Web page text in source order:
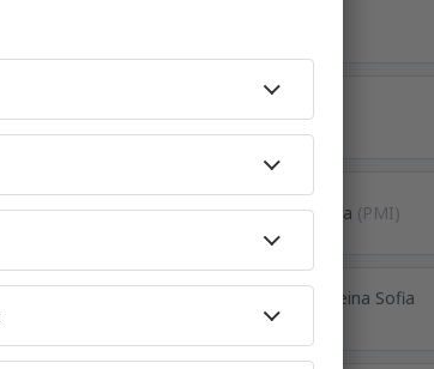
desdeMálaga, Pablo Ruiz Picasso (AGP)
desdePalma de Mallorca, Palma de Mallorca (PMI)
Granadilla de Abona, Tenerife Sur - Reina Sofia